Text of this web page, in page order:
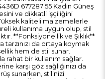
677287 55 Kadın Güneş
ve dikkatli işçiliğini
kaliteli malzemelerle
kullanıma uygun olup, stil
**Fonksiyonellik ve Şıklık**
tarzınızı da ortaya koymak
hem de stil sunar.
rahat bir kullanım sağlar.
karşı göz sağlığınızı da
sunarken, stilinizi